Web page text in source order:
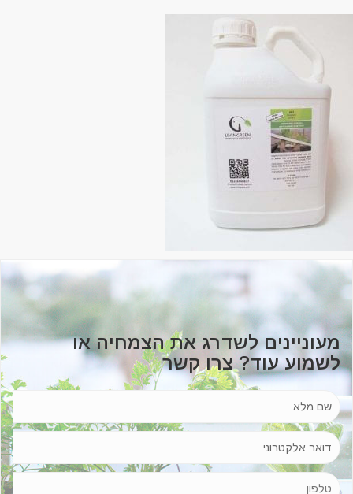
מעוניינים לשדרג את הצמחיה או
לשמוע עוד? צרו קשר